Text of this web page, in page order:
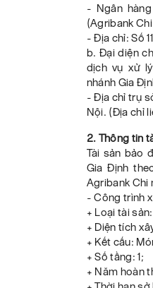
- Ngân
(Agribank
- Địa chỉ: Số
b. Đại diện
dịch vụ xử
nhánh Gia
- Địa chỉ trụ
Nội. (Địa chỉ
2. Thông tin
Tài sản bảo
Gia Định
Agribank Chi
- Công trình
+ Loại tài
+ Diện tích
+ Kết cấu:
+ Số tầng: 1;
+ Năm hoàn